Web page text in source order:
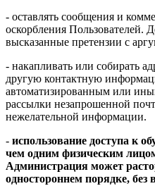
- оставлять сообщения и
оскорбления Пользователей.
высказанные претензии с
- накапливать или собирать
другую контактную
автоматизированным или
рассылки незапрошенной
нежелательной информации.
- использование доступа к
чем одним физическим
Администрация может
одностороннем порядке,